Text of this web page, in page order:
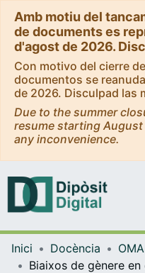
Amb motiu del
de documents es
d'agost de 2026.
Con motivo del cierre
documentos se
de 2026. Disculpad las
Due to the summer
resume starting
any inconvenience.
Inici Docència